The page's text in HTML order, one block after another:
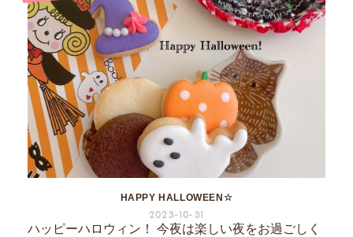
HAPPY HALLOWEEN☆
2023-10-31
ハッピーハロウィン！ 今夜は楽しい夜をお過ごしく